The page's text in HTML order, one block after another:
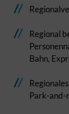
Regional
Bahn,
Park-and-